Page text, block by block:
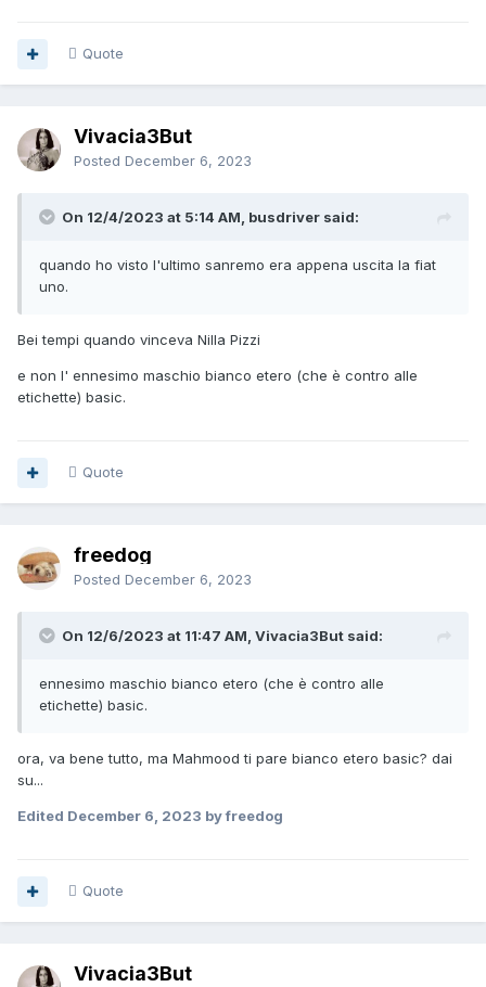
Quote
Vivacia3But
Posted December 6, 2023
On 12/4/2023 at 5:14 AM, busdriver said:
quando ho visto l'ultimo sanremo era appena uscita la fiat
uno.
Bei tempi quando vinceva Nilla Pizzi
e non l' ennesimo maschio bianco etero (che è contro alle
etichette) basic.
Quote
freedog
Posted December 6, 2023
On 12/6/2023 at 11:47 AM, Vivacia3But said:
ennesimo maschio bianco etero (che è contro alle
etichette) basic.
ora, va bene tutto, ma Mahmood ti pare bianco etero basic? dai
su...
Edited December 6, 2023 by freedog
Quote
Vivacia3But